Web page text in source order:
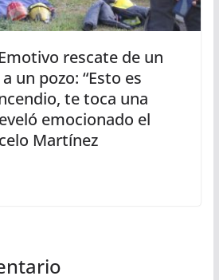
rescate de un
un pozo: “Esto es
te toca una
emocionado el
Martínez